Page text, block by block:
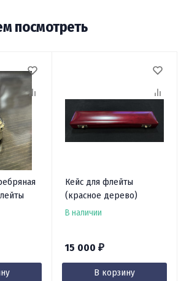
посмотреть
Кейс для флейты
(красное дерево)
В наличии
15 000 ₽
В корзину